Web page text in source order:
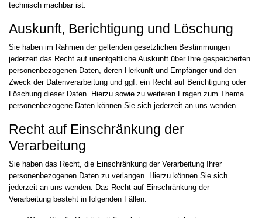
technisch machbar ist.
Auskunft, Berichtigung und Löschung
Sie haben im Rahmen der geltenden gesetzlichen Bestimmungen
jederzeit das Recht auf unentgeltliche Auskunft über Ihre gespeicherten
personenbezogenen Daten, deren Herkunft und Empfänger und den
Zweck der Datenverarbeitung und ggf. ein Recht auf Berichtigung oder
Löschung dieser Daten. Hierzu sowie zu weiteren Fragen zum Thema
personenbezogene Daten können Sie sich jederzeit an uns wenden.
Recht auf Einschränkung der
Verarbeitung
Sie haben das Recht, die Einschränkung der Verarbeitung Ihrer
personenbezogenen Daten zu verlangen. Hierzu können Sie sich
jederzeit an uns wenden. Das Recht auf Einschränkung der
Verarbeitung besteht in folgenden Fällen: